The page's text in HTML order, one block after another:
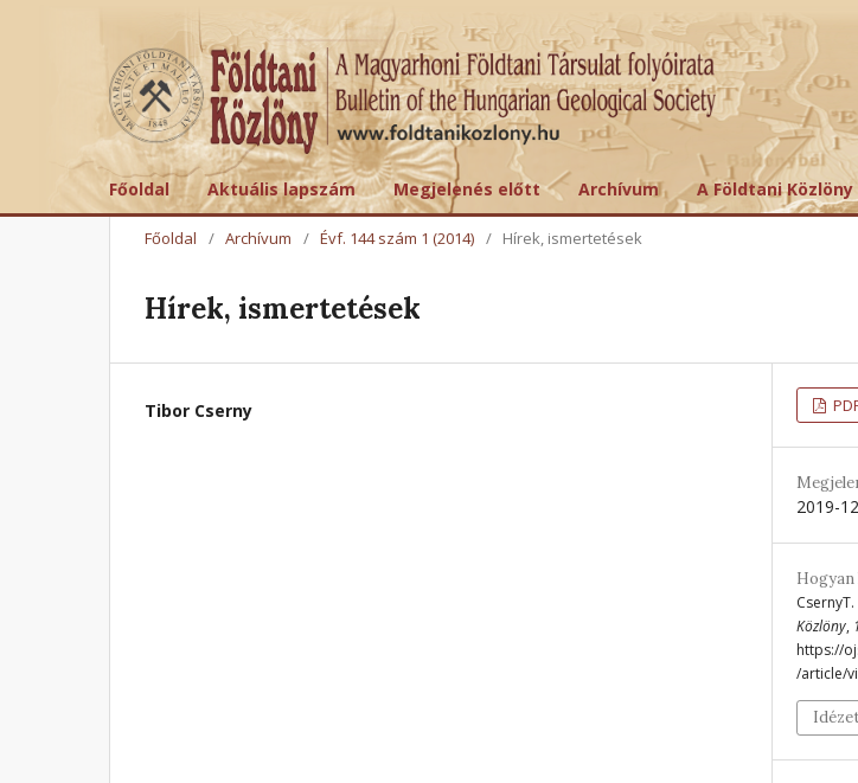
Főoldal Aktuális lapszám Megjelenés előtt Archívum A Földtani Közlöny
Főoldal / Archívum / Évf. 144 szám 1 (2014) / Hírek, ismertetések
Hírek, ismertetések
Tibor Cserny
2019-
Közlöny,
https://
/article/